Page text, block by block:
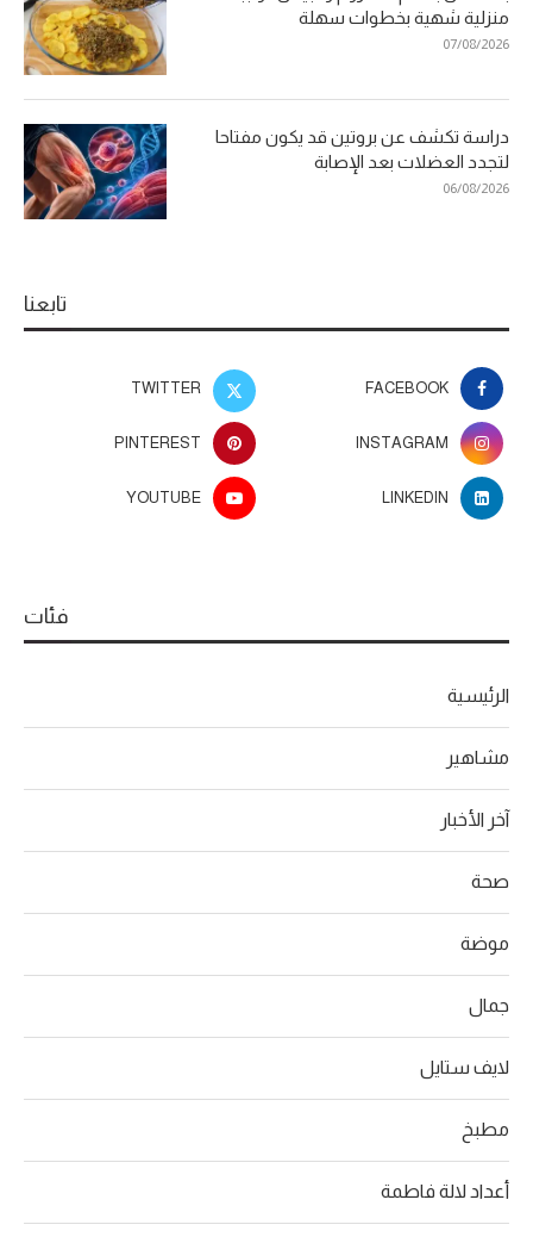
منزلية شهية بخطوات سهلة
07/08/2026
دراسة تكشف عن بروتين قد يكون مفتاحا
لتجدد العضلات بعد الإصابة
06/08/2026
تابعنا
FACEBOOK
TWITTER
INSTAGRAM
PINTEREST
LINKEDIN
YOUTUBE
فئات
الرئيسية
مشاهير
آخر الأخبار
صحة
موضة
جمال
لايف ستايل
مطبخ
أعداد لالة فاطمة